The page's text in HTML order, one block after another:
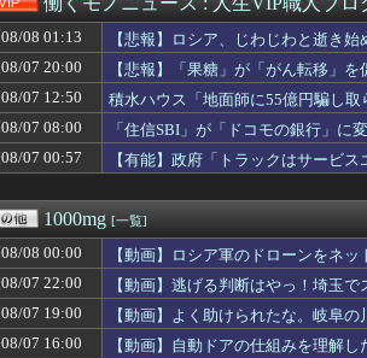
【画像】赤ちゃんを遺棄して逮捕の女さん(23)、
【悲報】しゃぶ葉でおっさんが迷惑行為、その理
転生したらスライムだった件 第89話 感想：原初
【結末が】十数人と体の関係…関係を切った結果
ファミコンミニ、スーファミミニ、PCエンジン
【悲報】週刊少年ジャンプ、史上初の100万部割れ
【破綻】40代サレ男、嫁の不倫に再構築も…驚愕
川底に沈んでいたマンモスやナチス軍艦など露出
脳腫瘍手術で「正常な組織」を誤って摘出…自
【大悲報】未来で待ってる女さん、あまりにも多
【驚愕】手マン経験者しかわからない事ｗｗｗｗ
【悲報】日本のライオンさん、溶ける
庄司大輔騎手重賞勝てたな 他
【VIP席3万超】Number_iが全席一律料金を廃止
将来就く職業で悩んでた元彼が「お前んちの家業
【いつもの場所で…】市営のジムに通っていた。
08/08 01:13
【悲報】ロシア、じわじわと逝き始
08/07 20:00
【悲報】「果糖」が「がん転移」を
08/07 12:50
積水ハウス「地面師に55億円騙し
08/07 08:00
「住信SBI」が「ドコモの銀行」に
08/07 00:57
【有能】政府「トラックはサービ
1000mg [一覧]
08/08 00:00
【動画】ロシア軍のドローンをネ
08/07 22:00
【動画】逃げる判断はやっ！埼玉
08/07 19:00
【動画】よく助けられたな。岐阜
08/07 16:00
【動画】自動ドアの仕組みを理解し